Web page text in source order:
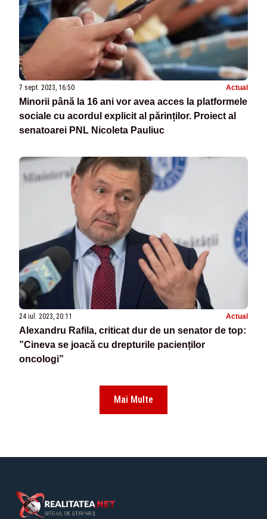
7 sept. 2023, 16:50 Actual
Minorii până la 16 ani vor avea acces la platformele
sociale cu acordul explicit al părinților. Proiect al
senatoarei PNL Nicoleta Pauliuc
24 iul. 2023, 20:11 Actual
Alexandru Rafila, criticat dur de un senator de top:
”Cineva se joacă cu drepturile pacienților
oncologi”
Mai Multe